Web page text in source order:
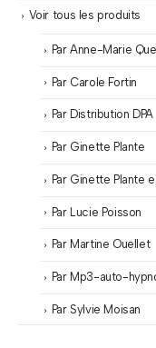
Voir tous les produits
Par Anne-Marie
Par Carole Fortin
Par Distribution DPA
Par Ginette Plante
Par Ginette Plante
Par Lucie Poisson
Par Martine Ouellet
Par Mp3-auto-
Par Sylvie Moisan